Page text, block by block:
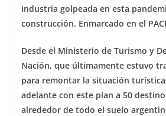
industria golpeada en esta
construcción. Enmarcado en el
Desde el Ministerio de Turismo y
Nación, que últimamente estuvo
para remontar la situación
adelante con este plan a 50
alrededor de todo el suelo